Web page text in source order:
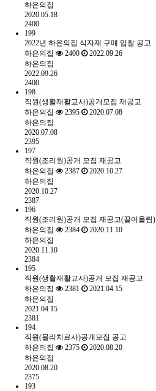
하은의집
2020.05.18
2400
199
2022년 하은의집 식자재 구매 입찰 공고
하은의집
2400
2022.09.26
하은의집
2022.09.26
2400
198
직원(생활재활교사)공개모집 재공고
하은의집
2395
2020.07.08
하은의집
2020.07.08
2395
197
직원(조리원)공개 모집 재공고
하은의집
2387
2020.10.27
하은의집
2020.10.27
2387
196
직원(조리원)공개 모집 재공고(끌어올림)
하은의집
2384
2020.11.10
하은의집
2020.11.10
2384
195
직원(생활재활교사)공개 모집 재공고
하은의집
2381
2021.04.15
하은의집
2021.04.15
2381
194
직원(물리치료사)공개모집 공고
하은의집
2375
2020.08.20
하은의집
2020.08.20
2375
193